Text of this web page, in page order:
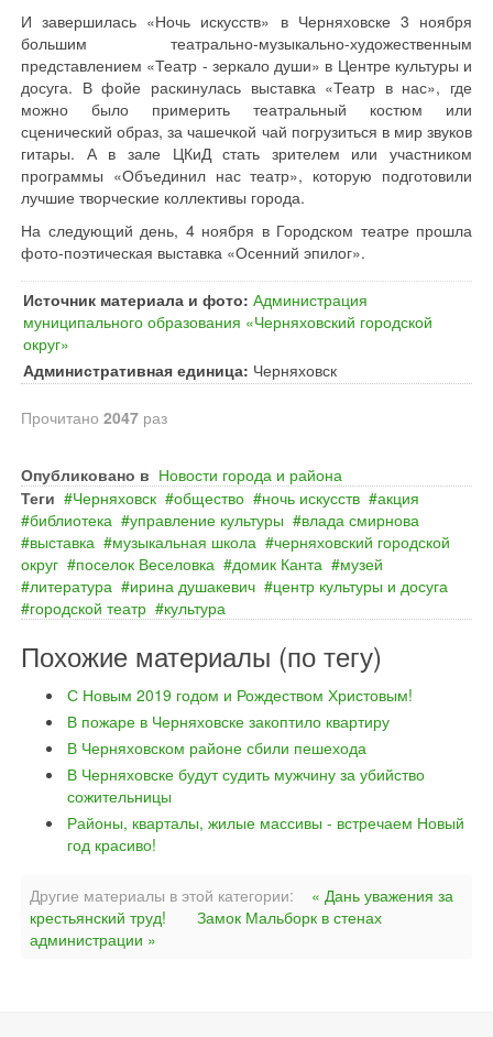
И завершилась «Ночь искусств» в Черняховске 3 ноября
большим театрально-музыкально-художественным
представлением «Театр - зеркало души» в Центре культуры и
досуга. В фойе раскинулась выставка «Театр в нас», где
можно было примерить театральный костюм или
сценический образ, за чашечкой чай погрузиться в мир звуков
гитары. А в зале ЦКиД стать зрителем или участником
программы «Объединил нас театр», которую подготовили
лучшие творческие коллективы города.
На следующий день, 4 ноября в Городском театре прошла
фото-поэтическая выставка «Осенний эпилог».
Источник материала и фото: Администрация
муниципального образования «Черняховский городской
округ»
Административная единица: Черняховск
Прочитано 2047 раз
Опубликовано в Новости города и района
Теги
Черняховск общество ночь искусств
акция
библиотека
управление культуры
влада смирнова
выставка
музыкальная школа
черняховский городской
округ
поселок Веселовка домик Канта
музей
литература
ирина душакевич
центр культуры и досуга
городской театр
культура
Похожие материалы (по тегу)
С Новым 2019 годом и Рождеством Христовым!
В пожаре в Черняховске закоптило квартиру
В Черняховском районе сбили пешехода
В Черняховске будут судить мужчину за убийство
сожительницы
Районы, кварталы, жилые массивы - встречаем Новый
год красиво!
Другие материалы в этой категории:
« Дань уважения за
крестьянский труд!
Замок Мальборк в стенах
администрации »